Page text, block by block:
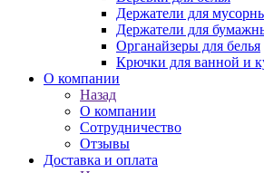
Держатели для
Держатели для
Органайзеры для белья
Крючки для ванной и
О компании
Назад
О компании
Сотрудничество
Отзывы
Доставка и оплата